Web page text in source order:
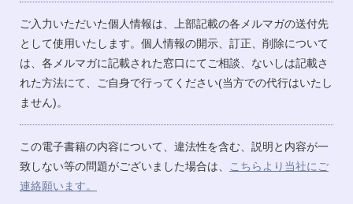
ご入力いただいた個人情報は、上部記載の各メルマガの送付先
として使用いたします。個人情報の開示、訂正、削除について
は、各メルマガに記載された窓口にてご相談、ないしは記載さ
れた方法にて、ご自身で行ってください(当方での代行はいたし
ません)。
この電子書籍の内容について、違法性を含む、説明と内容が一
致しない等の問題がございました場合は、
こちらより当社にご
連絡願います。